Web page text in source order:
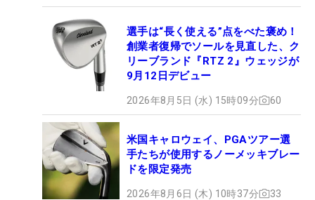
選手は“長く使える”点をべた褒め！
創業者復帰でソールを見直した、ク
リーブランド『RTZ 2』ウェッジが
9月12日デビュー
2026年8月5日 (水) 15時09分 60
米国キャロウェイ、PGAツアー選
手たちが使用するノーメッキブレー
ドを限定発売
2026年8月6日 (木) 10時37分 33